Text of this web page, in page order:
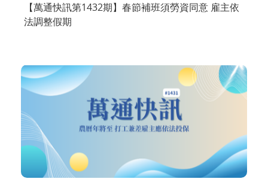
【萬通快訊第1432期】春節補班須勞資同意 雇主依
法調整假期